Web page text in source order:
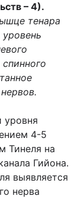
– 4).
тенара
уровня
4-5
Тинеля на
Гийона.
выявляется
нерва